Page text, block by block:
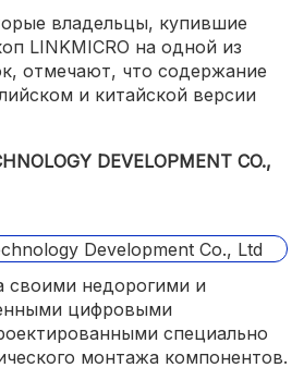
владельцы, купившие
LINKMICRO на одной из
отмечают, что содержание
и китайской версии
DEVELOPMENT CO.,
своими недорогими и
цифровыми
специально
монтажа компонентов.